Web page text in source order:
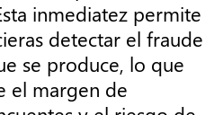
inmediatez permite
detectar el fraude
se produce, lo que
el margen de